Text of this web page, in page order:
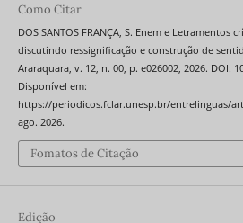
Como Citar
DOS SANTOS FRANÇA, S. Enem e Letramentos
discutindo ressignificação e construção de
Araraquara, v. 12, n. 00, p. e026002, 2026. DOI:
Disponível em:
https://periodicos.fclar.unesp.br/entrelinguas/
ago. 2026.
Fomatos de Citação
Edição